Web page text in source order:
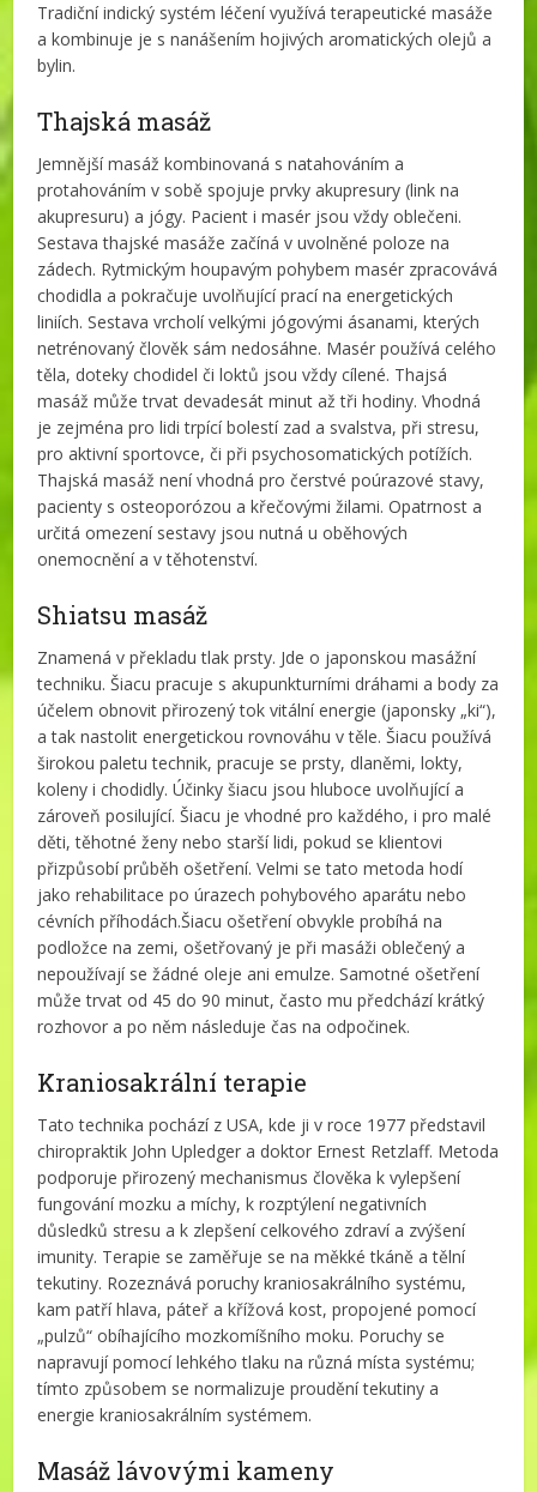
Tradiční indický systém léčení využívá terapeutické masáže
a kombinuje je s nanášením hojivých aromatických olejů a
bylin.
Thajská masáž
Jemnější masáž kombinovaná s natahováním a
protahováním v sobě spojuje prvky akupresury (link na
akupresuru) a jógy. Pacient i masér jsou vždy oblečeni.
Sestava thajské masáže začíná v uvolněné poloze na
zádech. Rytmickým houpavým pohybem masér zpracovává
chodidla a pokračuje uvolňující prací na energetických
liniích. Sestava vrcholí velkými jógovými ásanami, kterých
netrénovaný člověk sám nedosáhne. Masér používá celého
těla, doteky chodidel či loktů jsou vždy cílené. Thajsá
masáž může trvat devadesát minut až tři hodiny. Vhodná
je zejména pro lidi trpící bolestí zad a svalstva, při stresu,
pro aktivní sportovce, či při psychosomatických potížích.
Thajská masáž není vhodná pro čerstvé poúrazové stavy,
pacienty s osteoporózou a křečovými žilami. Opatrnost a
určitá omezení sestavy jsou nutná u oběhových
onemocnění a v těhotenství.
Shiatsu masáž
Znamená v překladu tlak prsty. Jde o japonskou masážní
techniku. Šiacu pracuje s akupunkturními dráhami a body za
účelem obnovit přirozený tok vitální energie (japonsky „ki“),
a tak nastolit energetickou rovnováhu v těle. Šiacu používá
širokou paletu technik, pracuje se prsty, dlaněmi, lokty,
koleny i chodidly. Účinky šiacu jsou hluboce uvolňující a
zároveň posilující. Šiacu je vhodné pro každého, i pro malé
děti, těhotné ženy nebo starší lidi, pokud se klientovi
přizpůsobí průběh ošetření. Velmi se tato metoda hodí
jako rehabilitace po úrazech pohybového aparátu nebo
cévních příhodách.Šiacu ošetření obvykle probíhá na
podložce na zemi, ošetřovaný je při masáži oblečený a
nepoužívají se žádné oleje ani emulze. Samotné ošetření
může trvat od 45 do 90 minut, často mu předchází krátký
rozhovor a po něm následuje čas na odpočinek.
Kraniosakrální terapie
Tato technika pochází z USA, kde ji v roce 1977 představil
chiropraktik John Upledger a doktor Ernest Retzlaff. Metoda
podporuje přirozený mechanismus člověka k vylepšení
fungování mozku a míchy, k rozptýlení negativních
důsledků stresu a k zlepšení celkového zdraví a zvýšení
imunity. Terapie se zaměřuje se na měkké tkáně a tělní
tekutiny. Rozeznává poruchy kraniosakrálního systému,
kam patří hlava, páteř a křížová kost, propojené pomocí
„pulzů“ obíhajícího mozkomíšního moku. Poruchy se
napravují pomocí lehkého tlaku na různá místa systému;
tímto způsobem se normalizuje proudění tekutiny a
energie kraniosakrálním systémem.
Masáž lávovými kameny